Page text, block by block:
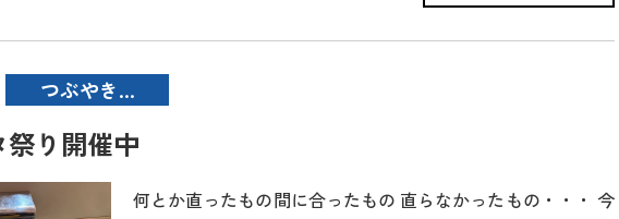
つぶやき…
祭り開催中
何とか直ったもの間に合ったもの 直らなかったもの・・・ 今